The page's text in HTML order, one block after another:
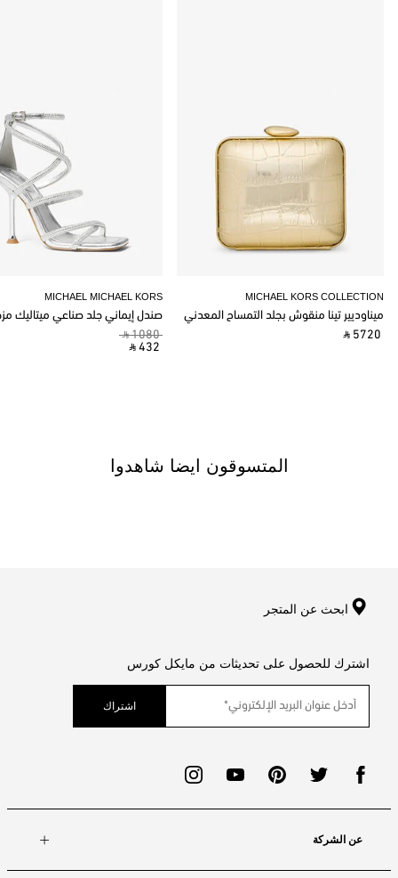
MICHAEL MICHAEL KORS
صندل إيماني جلد صناعي ميتاليك
‎ ⃁ 1080 ‎
‎ ⃁ 432 ‎
MICHAEL KORS COLLECTION
ميناوديير تينا منقوش بجلد التمساح المعدني
‎ ⃁ 5720 ‎
المتسوقون ايضا شاهدوا
ابحث عن المتجر
اشترك للحصول على تحديثات من مايكل كورس
اشتراك
عن الشركة